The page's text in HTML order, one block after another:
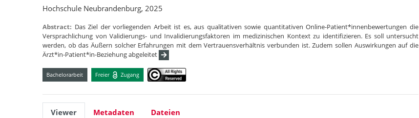
Hochschule Neubrandenburg, 2025
Abstract: Das Ziel der vorliegenden Arbeit ist es, aus qualitativen sowie quantitativen Online-Patient*innenbewertungen die
Versprachlichung von Validierungs- und Invalidierungsfaktoren im medizinischen Kontext zu identifizieren. Es soll untersucht
werden, ob das Äußern solcher Erfahrungen mit dem Vertrauensverhältnis verbunden ist. Zudem sollen Auswirkungen auf die
Ärzt*in-Patient*in-Beziehung abgeleitet
Bachelorarbeit Freier Zugang
Viewer Metadaten Dateien